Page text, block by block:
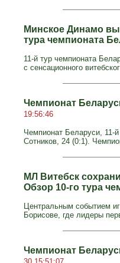
Минское Динамо
тура чемпионата
11-й тур чемпионата
с сенсационного
Чемпионат
19:56:46
Чемпионат Беларуси, 11-
Сотников, 24 (0:1).
МЛ Витебск
Обзор 10-го тура
Центральным событием
Борисове, где лидеры
Чемпионат